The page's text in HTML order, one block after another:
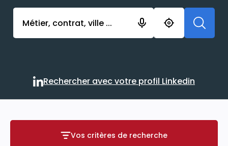
Activer l’élément pour lancer l’enregistrement.
Rechercher avec votre
Rechercher avec votre profil Linkedin
Vos critères de recherche
Vos critères de recherche